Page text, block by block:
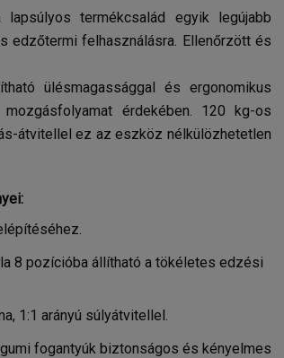
termékcsalád egyik legújabb
edzőtermi felhasználásra. Ellenőrzött és
ülésmagassággal és ergonomikus
érdekében. 120 kg-os
átvitellel ez az eszköz nélkülözhetetlen
8 pozícióba állítható a tökéletes edzési
1:1 arányú súlyátvitellel.
fogantyúk biztonságos és kényelmes